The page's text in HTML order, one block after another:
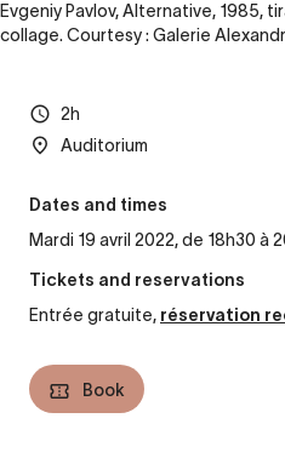
Evgeniy Pavlov, Alternative, 1985,
collage. Courtesy : Galerie
2h
Auditorium
Dates and times
Mardi 19 avril 2022, de 18h30 à
Tickets and reservations
Entrée gratuite, réservation
Book